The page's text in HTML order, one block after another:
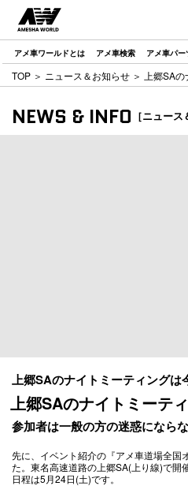
アメ車ワールドとは アメ車検索 アメ車パー
TOP ＞ ニュース＆お知らせ ＞ 上郷SA
NEWS & INFO ［ニュース
上郷SAのナイトミーティングは
上郷SAのナイトミーテ
参加者は一般の方の迷惑になら
先に、イベント紹介の『アメ車道場全国
た。東名高速道路の上郷SA(上り線)で開
日程は5月24日(土)です。